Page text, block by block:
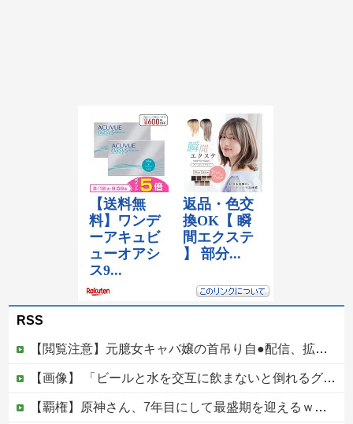
RSS
【閲覧注意】元臆女キャバ嬢の首吊り自●配信、拡散されまくって終わるｗｗｗｗｗｗｗ
【画像】 「ビールと水を交互に飲まないと倒れるグラス」発売
【覇権】原神さん、7年目にして最盛期を迎えるｗｗｗｗｗｗｗｗｗｗ